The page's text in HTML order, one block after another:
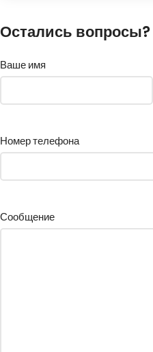
Остались вопросы?
Ваше имя
Номер телефона
Сообщение